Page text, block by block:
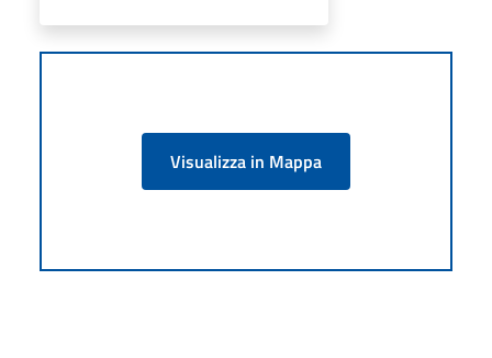
Visualizza in Mappa